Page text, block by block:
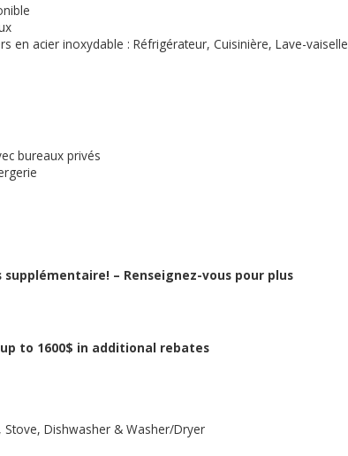
en acier inoxydable : Réfrigérateur, Cuisinière, Lave-vaiselle
bureaux privés
supplémentaire! – Renseignez-vous pour plus
to 1600$ in additional rebates
Stove, Dishwasher & Washer/Dryer